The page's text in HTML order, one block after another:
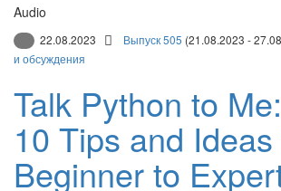
Audio
22.08.2023 Выпуск 505 (21.08.2023 -
и обсуждения
Talk Python to
10 Tips and
Beginner to